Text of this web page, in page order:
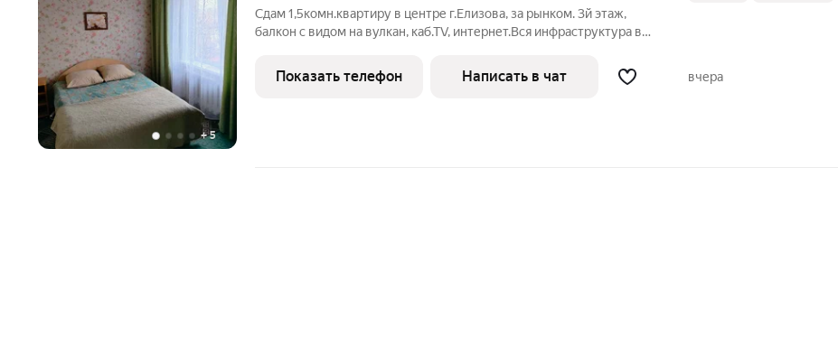
+5
Сдам 1,5комн.квартиру в центре г.Елизова, за рынком. 3й этаж,
балкон с видом на вулкан, каб.ТV, интернет.Вся инфраструктура в
необходимое для проживания. Можем предложить другие
варианты
Показать телефон Написать в чат вчера